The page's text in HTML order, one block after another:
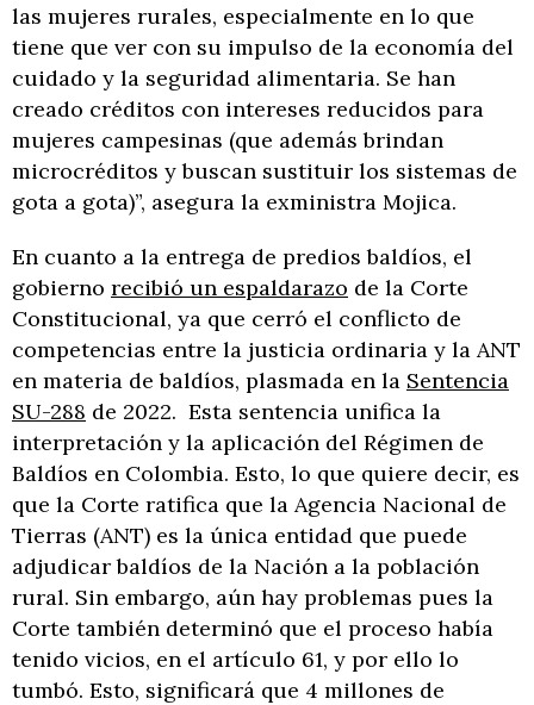
las mujeres rurales, especialmente en lo que
tiene que ver con su impulso de la economía del
cuidado y la seguridad alimentaria. Se han
creado créditos con intereses reducidos para
mujeres campesinas (que además brindan
microcréditos y buscan sustituir los sistemas de
gota a gota)”, asegura la exministra Mojica.
En cuanto a la entrega de predios baldíos, el
gobierno recibió un espaldarazo de la Corte
Constitucional, ya que cerró el conflicto de
competencias entre la justicia ordinaria y la ANT
en materia de baldíos, plasmada en la Sentencia
SU-288 de 2022. Esta sentencia unifica la
interpretación y la aplicación del Régimen de
Baldíos en Colombia. Esto, lo que quiere decir, es
que la Corte ratifica que la Agencia Nacional de
Tierras (ANT) es la única entidad que puede
adjudicar baldíos de la Nación a la población
rural. Sin embargo, aún hay problemas pues la
Corte también determinó que el proceso había
tenido vicios, en el artículo 61, y por ello lo
tumbó. Esto, significará que 4 millones de